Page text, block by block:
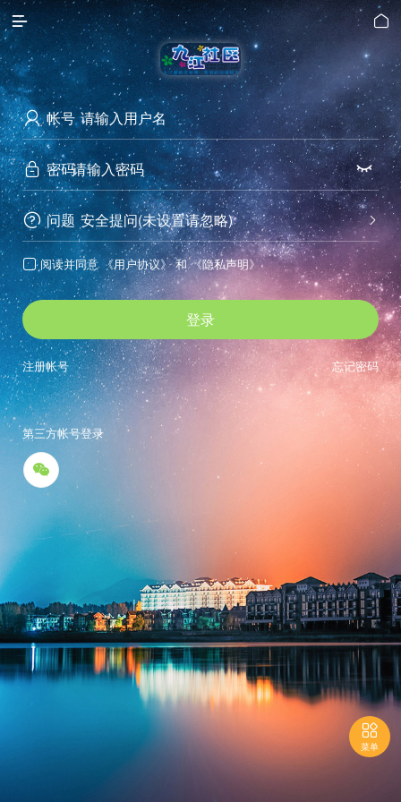
 
 帐号
 密码 
 问题 
安全提问(未设置请忽略)
 阅读并同意 《用户协议》 和 《隐私声明》
登录
忘记密码
注册帐号
第三方帐号登录


菜单